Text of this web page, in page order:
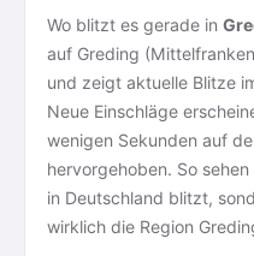
Wo blitzt es gerade in
auf Greding
und zeigt aktuelle Blitze
Neue Einschläge
wenigen Sekunden auf
hervorgehoben. So
in Deutschland blitzt,
wirklich die Region